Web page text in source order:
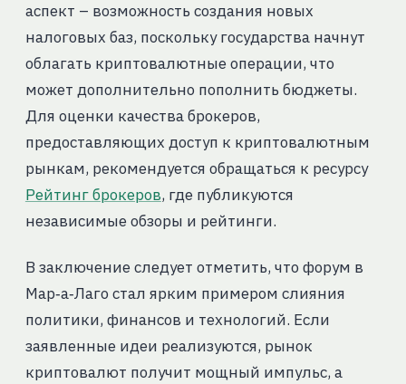
аспект – возможность создания новых
налоговых баз, поскольку государства начнут
облагать криптовалютные операции, что
может дополнительно пополнить бюджеты.
Для оценки качества брокеров,
предоставляющих доступ к криптовалютным
рынкам, рекомендуется обращаться к ресурсу
Рейтинг брокеров, где публикуются
независимые обзоры и рейтинги.
В заключение следует отметить, что форум в
Мар‑а‑Лаго стал ярким примером слияния
политики, финансов и технологий. Если
заявленные идеи реализуются, рынок
криптовалют получит мощный импульс, а